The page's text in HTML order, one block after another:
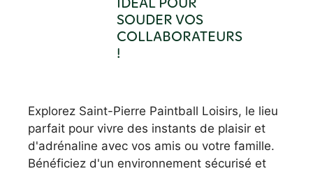
SOUDER VOS
COLLABORATEURS
!
Explorez Saint-Pierre Paintball Loisirs, le lieu
parfait pour vivre des instants de plaisir et
d'adrénaline avec vos amis ou votre famille.
Bénéficiez d'un environnement sécurisé et